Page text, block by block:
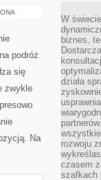
podróż
się
zwykle
Na
W
biznes,
działa
rozwoju
czasem
szafkach